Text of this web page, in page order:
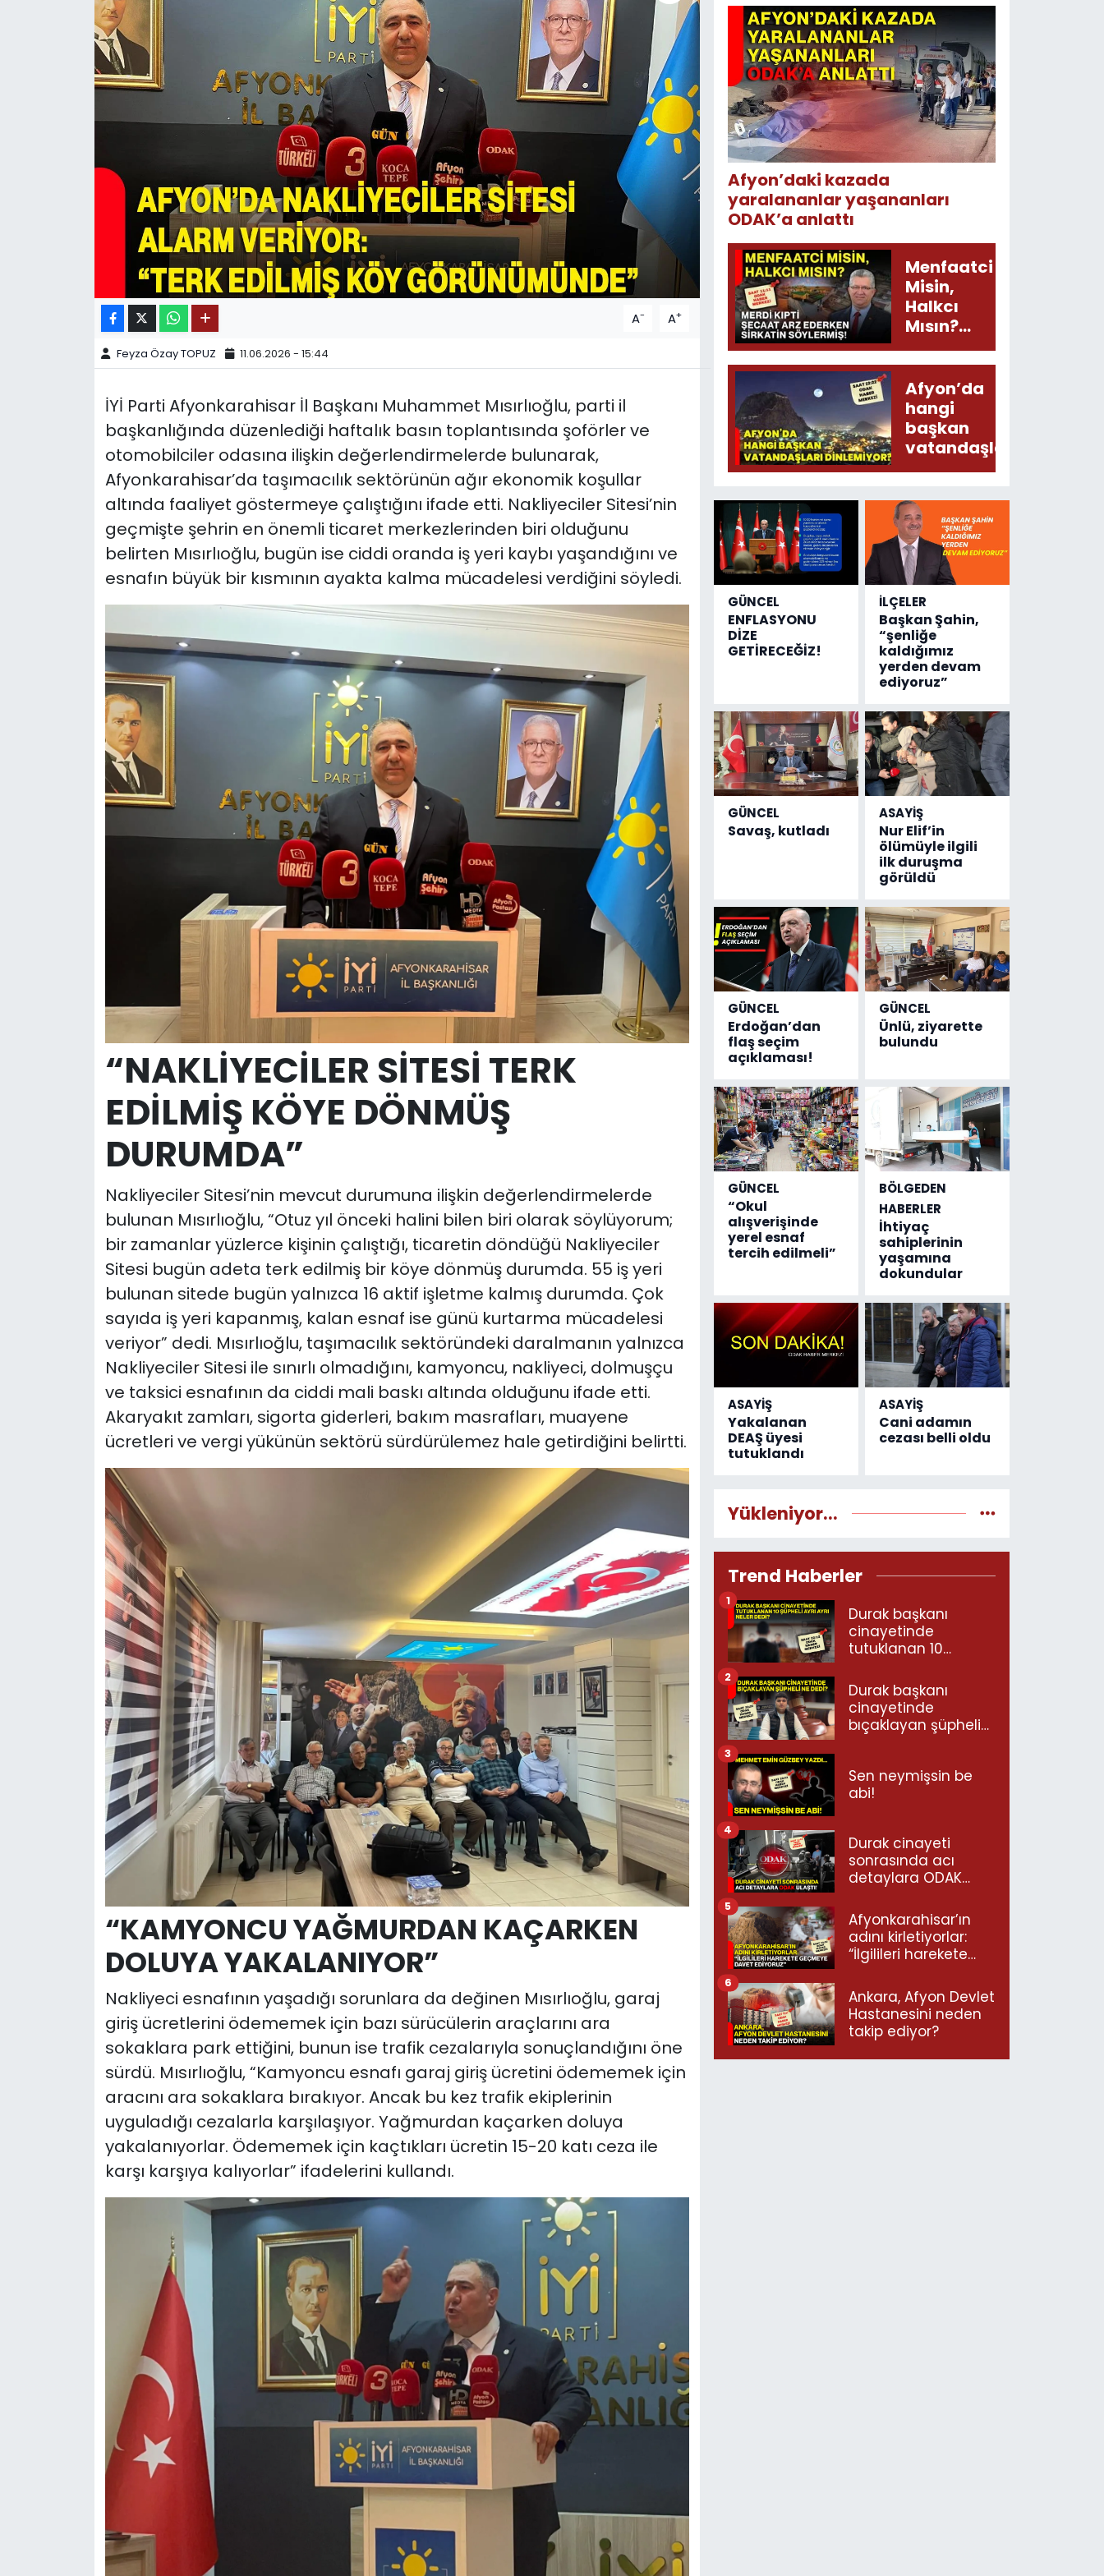
A- A+
Feyza Özay TOPUZ 11.06.2026 - 15:44
İYİ Parti Afyonkarahisar İl Başkanı Muhammet Mısırlıoğlu, parti il
başkanlığında düzenlediği haftalık basın toplantısında şoförler ve
otomobilciler odasına ilişkin değerlendirmelerde bulunarak,
Afyonkarahisar’da taşımacılık sektörünün ağır ekonomik koşullar
altında faaliyet göstermeye çalıştığını ifade etti. Nakliyeciler Sitesi’nin
geçmişte şehrin en önemli ticaret merkezlerinden biri olduğunu
belirten Mısırlıoğlu, bugün ise ciddi oranda iş yeri kaybı yaşandığını ve
esnafın büyük bir kısmının ayakta kalma mücadelesi verdiğini söyledi.
“NAKLİYECİLER SİTESİ TERK
EDİLMİŞ KÖYE DÖNMÜŞ
DURUMDA”
Nakliyeciler Sitesi’nin mevcut durumuna ilişkin değerlendirmelerde
bulunan Mısırlıoğlu, “Otuz yıl önceki halini bilen biri olarak söylüyorum;
bir zamanlar yüzlerce kişinin çalıştığı, ticaretin döndüğü Nakliyeciler
Sitesi bugün adeta terk edilmiş bir köye dönmüş durumda. 55 iş yeri
bulunan sitede bugün yalnızca 16 aktif işletme kalmış durumda. Çok
sayıda iş yeri kapanmış, kalan esnaf ise günü kurtarma mücadelesi
veriyor” dedi. Mısırlıoğlu, taşımacılık sektöründeki daralmanın yalnızca
Nakliyeciler Sitesi ile sınırlı olmadığını, kamyoncu, nakliyeci, dolmuşçu
ve taksici esnafının da ciddi mali baskı altında olduğunu ifade etti.
Akaryakıt zamları, sigorta giderleri, bakım masrafları, muayene
ücretleri ve vergi yükünün sektörü sürdürülemez hale getirdiğini belirtti.
“KAMYONCU YAĞMURDAN KAÇARKEN
DOLUYA YAKALANIYOR”
Nakliyeci esnafının yaşadığı sorunlara da değinen Mısırlıoğlu, garaj
giriş ücretlerini ödememek için bazı sürücülerin araçlarını ara
sokaklara park ettiğini, bunun ise trafik cezalarıyla sonuçlandığını öne
sürdü. Mısırlıoğlu, “Kamyoncu esnafı garaj giriş ücretini ödememek için
aracını ara sokaklara bırakıyor. Ancak bu kez trafik ekiplerinin
uyguladığı cezalarla karşılaşıyor. Yağmurdan kaçarken doluya
yakalanıyorlar. Ödememek için kaçtıkları ücretin 15-20 katı ceza ile
karşı karşıya kalıyorlar” ifadelerini kullandı.
Afyon’daki kazada
yaralananlar yaşananları
ODAK’a anlattı
Menfaatci
Misin,
Halkcı
Mısın?
Merdi
Kıpti
Şecaat
Arz
Ederken
Sirkatin
Söylermiş!
Afyon’da
hangi
başkan
vatandaşları
dinlemiyor?
GÜNCEL
ENFLASYONU
DİZE
GETİRECEĞİZ!
İLÇELER
Başkan Şahin,
“şenliğe
kaldığımız
yerden devam
ediyoruz”
GÜNCEL
Savaş, kutladı
ASAYİŞ
Nur Elif’in
ölümüyle ilgili
ilk duruşma
görüldü
GÜNCEL
Erdoğan’dan
flaş seçim
açıklaması!
GÜNCEL
Ünlü, ziyarette
bulundu
GÜNCEL
“Okul
alışverişinde
yerel esnaf
tercih edilmeli”
BÖLGEDEN
HABERLER
İhtiyaç
sahiplerinin
yaşamına
dokundular
ASAYİŞ
Yakalanan
DEAŞ üyesi
tutuklandı
ASAYİŞ
Cani adamın
cezası belli oldu
Yükleniyor...
Trend Haberler
Durak başkanı
cinayetinde
tutuklanan 10
neler dedi?
1
Durak başkanı
cinayetinde
bıçaklayan şüpheli
2
Sen neymişsin be
abi!
3
Durak cinayeti
sonrasında acı
detaylara ODAK
4
Afyonkarahisar’ın
adını kirletiyorlar:
“İlgilileri harekete
ediyoruz”
5
Ankara, Afyon Devlet
Hastanesini neden
takip ediyor?
6
11:11 MANŞET